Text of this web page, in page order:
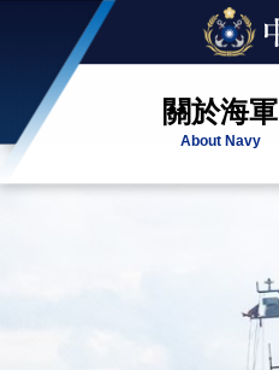
關於海軍
About Navy